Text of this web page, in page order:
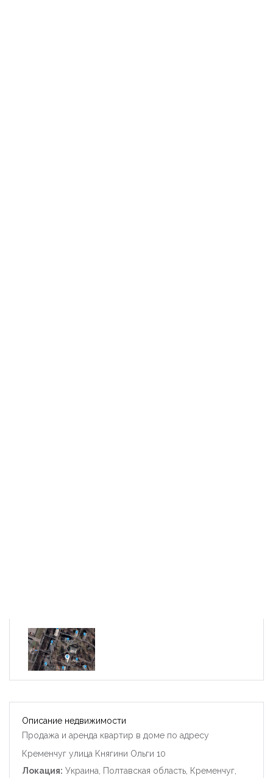
Описание недвижимости
Продажа и аренда квартир в доме по адресу
Кременчуг улица Княгини Ольги 10
Локация: Украина, Полтавская область, Кременчуг,